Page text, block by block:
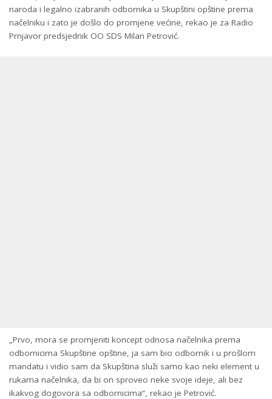
naroda i legalno izabranih odbornika u Skupštini opštine prema
načelniku i zato je došlo do promjene većine, rekao je za Radio
Prnjavor predsjednik OO SDS Milan Petrović.
„Prvo, mora se promjeniti koncept odnosa načelnika prema
odbornicima Skupštine opštine, ja sam bio odbornik i u prošlom
mandatu i vidio sam da Skupština služi samo kao neki element u
rukama načelnika, da bi on sproveo neke svoje ideje, ali bez
ikakvog dogovora sa odbornicima“, rekao je Petrović.